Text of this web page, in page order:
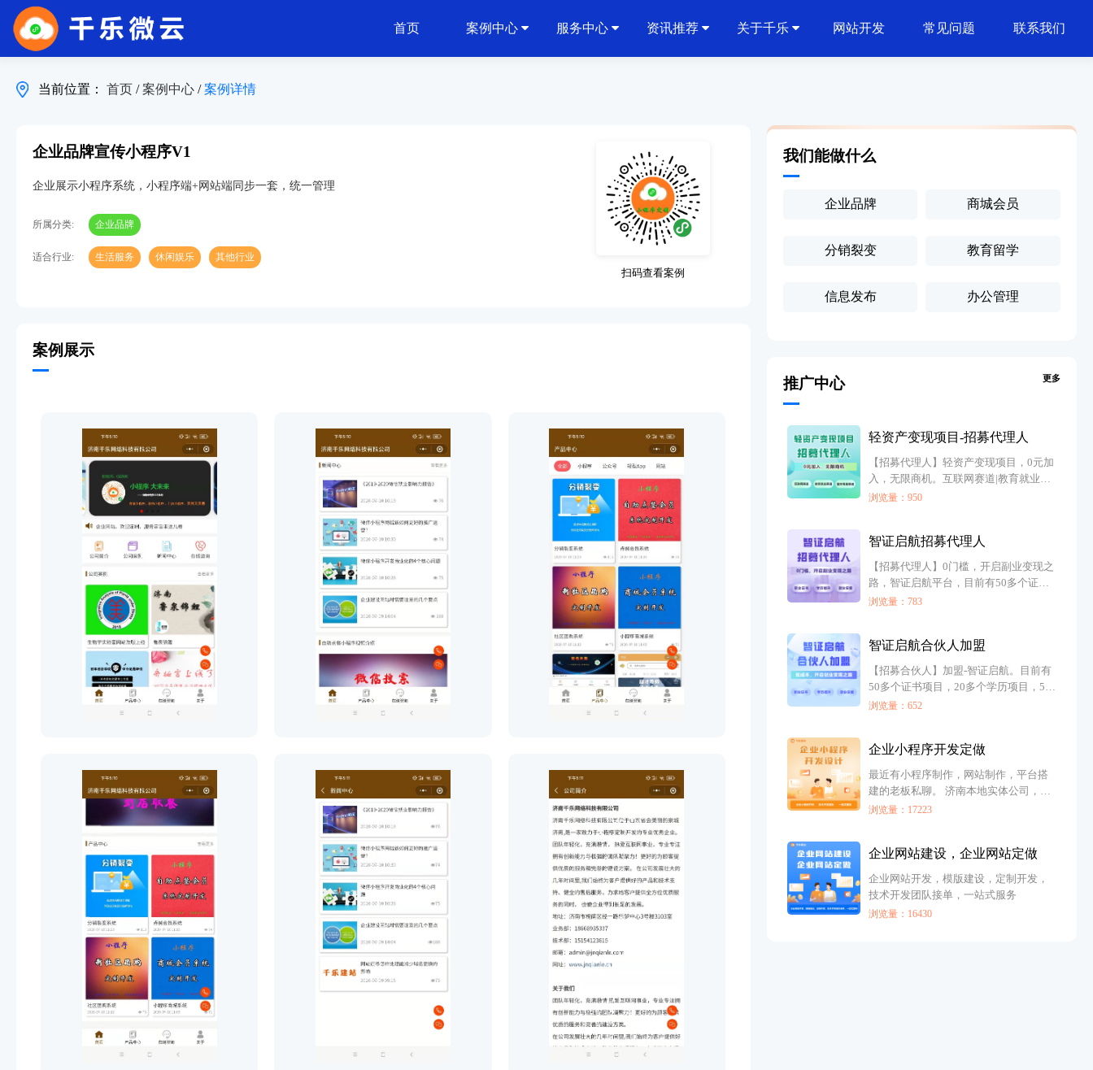
首页 案例中心 服务中心 资讯推荐 关于千乐 网站开发 常见问题 联系我们
当前位置： 首页 /案例中心 /案例详情
企业品牌宣传小程序V1
企业展示小程序系统，小程序端+网站端同步一套，统一管理
所属分类: 企业品牌
适合行业: 生活服务 休闲娱乐 其他行业
扫码查看案例
案例展示
我们能做什么
企业品牌 商城会员
分销裂变 教育留学
信息发布 办公管理
推广中心 更多
轻资产变现项目-招募代理人
【招募代理人】轻资产变现项目，0元加
入，无限商机。互联网赛道|教育就业赛
道|国学周易赛道，项目超多。
浏览量：950
智证启航招募代理人
【招募代理人】0门槛，开启副业变现之
路，智证启航平台，目前有50多个证书
项目，20多个学历项目，50多个就业项
浏览量：783
智证启航合伙人加盟
【招募合伙人】加盟-智证启航。目前有
50多个证书项目，20多个学历项目，50
多个就业项目，超多优选项目，低成
浏览量：652
企业小程序开发定做
最近有小程序制作，网站制作，平台搭
建的老板私聊。 济南本地实体公司，自
有技术团队，源码交付，独立部署。 从
浏览量：17223
企业网站建设，企业网站定做
企业网站开发，模版建设，定制开发，
技术开发团队接单，一站式服务
浏览量：16430